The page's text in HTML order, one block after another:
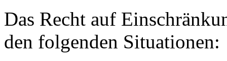
Das Recht auf
den folgenden Situationen: